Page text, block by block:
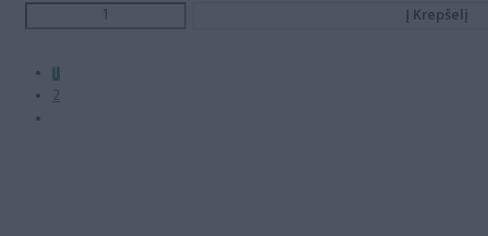
Į Krepšelį